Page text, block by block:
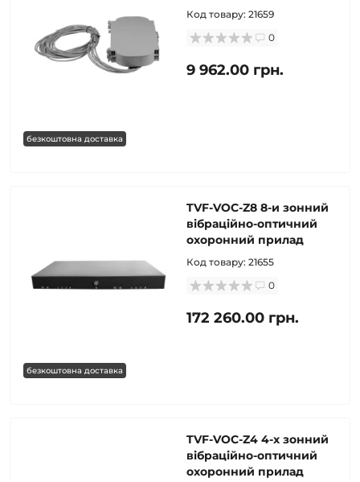
безкоштовна доставка
Код товару: 21659
0
9 962.00 грн.
безкоштовна доставка
TVF-VOC-Z8 8-и зонний
вібраційно-оптичний
охоронний прилад
Код товару: 21655
0
172 260.00 грн.
TVF-VOC-Z4 4-х зонний
вібраційно-оптичний
охоронний прилад